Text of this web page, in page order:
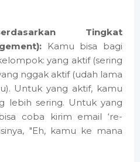
Tingkat
Kamu bisa bagi
yang aktif (sering
nggak aktif (udah lama
Untuk yang aktif, kamu
lebih sering. Untuk yang
coba kirim email ‘re-
"Eh, kamu ke mana